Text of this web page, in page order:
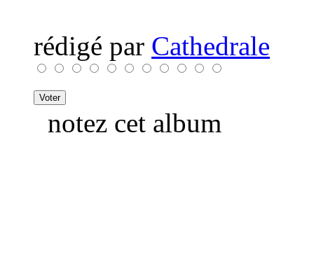
rédigé par Cathedrale
notez cet album